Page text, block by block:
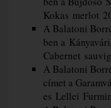
Kokas merlot
A Balatoni
ben a
Cabernet
A Balatoni
címet a
es Lellei